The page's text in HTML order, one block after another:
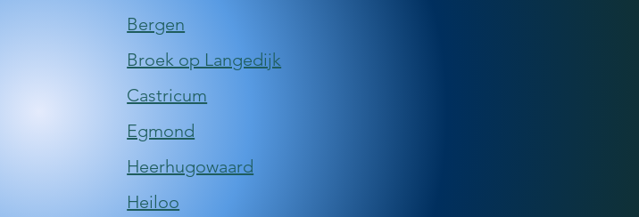
​Bergen
Broek op Langedijk
​Castricum
Egmond
​Heerhugowaard
​Heiloo